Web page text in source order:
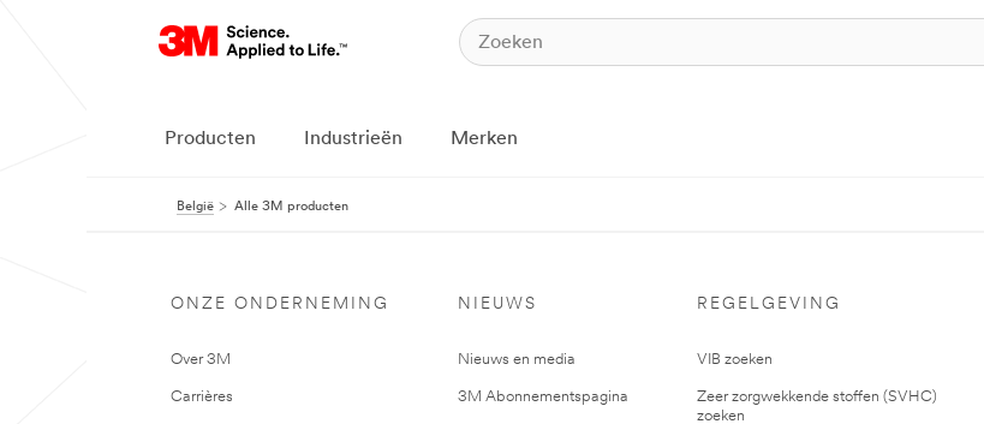
Producten Industrieën Merken
België Alle 3M producten
ONZE ONDERNEMING
Over 3M
Carrières
NIEUWS
Nieuws en media
3M Abonnementspagina
REGELGEVING
VIB zoeken
Zeer zorgwekkende stoffen (SVHC)
zoeken